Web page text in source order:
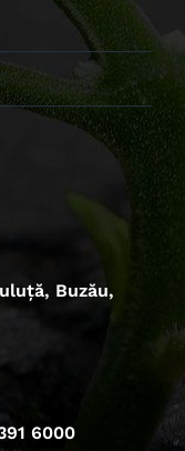
Buzău,
6000